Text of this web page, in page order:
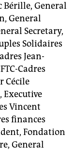
Bérille, General
General
Secretary,
Solidaires
Jean-
Cadres
Cécile
Executive
Vincent
finances
Fondation
General